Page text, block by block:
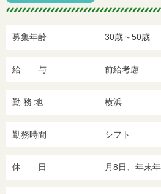
募集年齢 30歳～50歳
給 与 前給考慮
勤 務 地 横浜
勤務時間 シフト
休 日 月8日、年末